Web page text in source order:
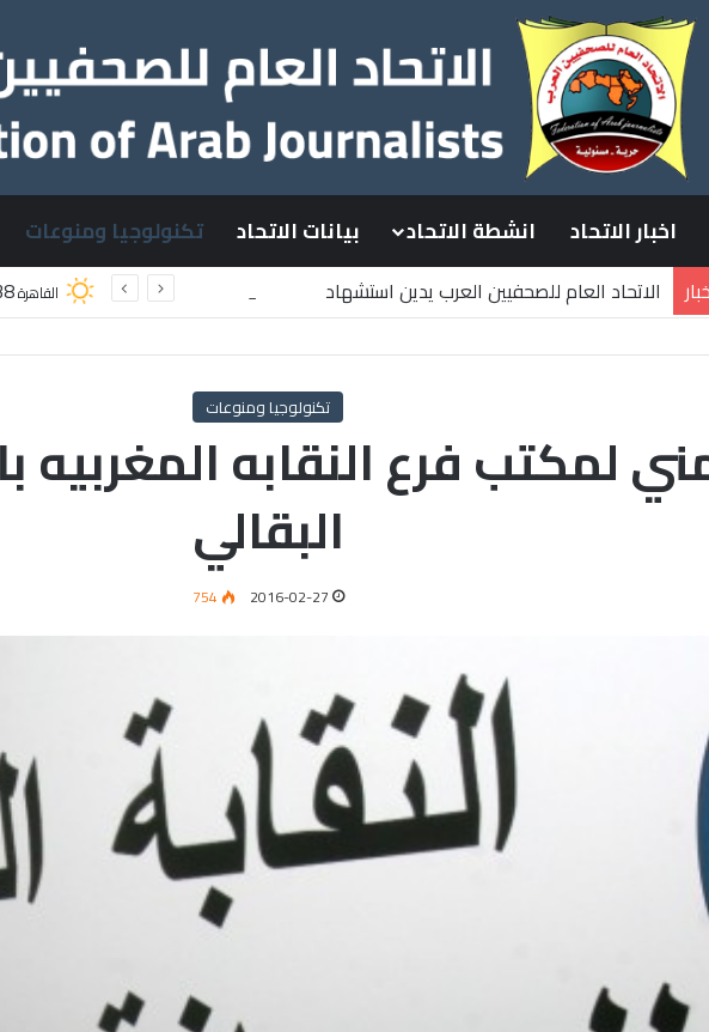
اخبار الاتحاد انشطة الاتحاد بيانات الاتحاد تكنولوجيا ومنوعات
الاتحاد العام للصحفيين العرب يدين استشهاد
القاهرة
تكنولوجيا ومنوعات
لمكتب فرع النقابه المغربيه
البقالي
2016-02-27
754